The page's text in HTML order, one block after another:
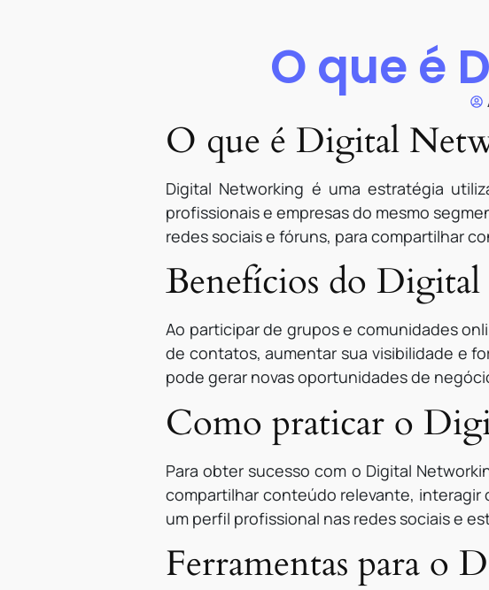
O que é
O que é Digital
Digital Networking é uma estratégia
profissionais e empresas do mesmo
redes sociais e fóruns, para compartilhar
Benefícios do
Ao participar de grupos e comunidades
de contatos, aumentar sua visibilidade e
pode gerar novas oportunidades de
Como praticar o
Para obter sucesso com o Digital
compartilhar conteúdo relevante, interagir
um perfil profissional nas redes sociais e
Ferramentas para o